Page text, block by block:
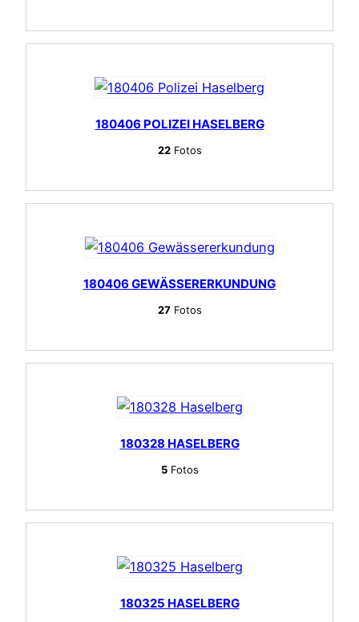
180406 POLIZEI HASELBERG
22Fotos
180406 GEWÄSSERERKUNDUNG
27Fotos
180328 HASELBERG
5Fotos
180325 HASELBERG